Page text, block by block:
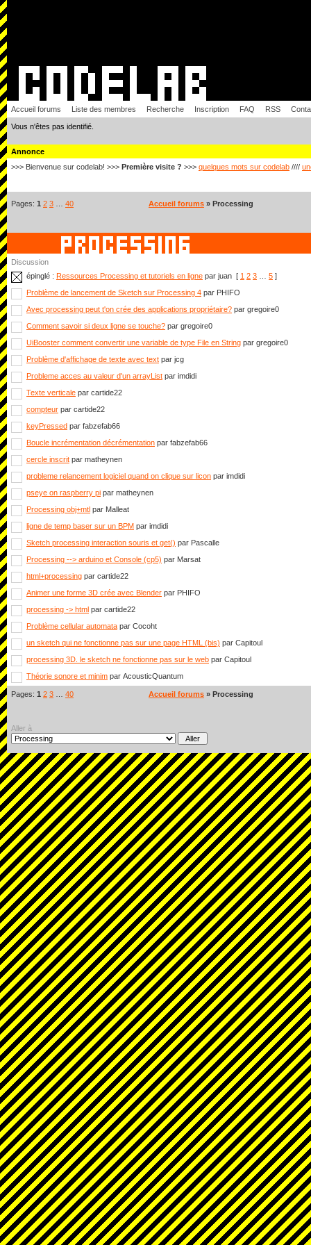
Accueil forums Liste des membres Recherche Inscription FAQ RSS
Vous n'êtes pas identifié.
Annonce
>>> Bienvenue sur codelab! >>> Première visite ? >>> quelques mots sur codelab ////
Pages: 1 2 3 40 Accueil forums » Processing
Discussion
épinglé : Ressources Processing et tutoriels en ligne par juan [ 1 2 3 5 ]
Problème de lancement de Sketch sur Processing 4 par PHIFO
Avec processing peut t'on crée des applications propriétaire? par gregoire0
Comment savoir si deux ligne se touche? par gregoire0
UiBooster comment convertir une variable de type File en String par gregoire0
Problème d'affichage de texte avec text par jcg
Probleme acces au valeur d'un arrayList par imdidi
Texte verticale par cartide22
compteur par cartide22
keyPressed par fabzefab66
Boucle incrémentation décrémentation par fabzefab66
cercle inscrit par matheynen
probleme relancement logiciel quand on clique sur licon par imdidi
pseye on raspberry pi par matheynen
Processing obj+mtl par Malleat
ligne de temp baser sur un BPM par imdidi
Sketch processing interaction souris et get() par Pascalle
Processing --> arduino et Console (cp5) par Marsat
html+processing par cartide22
Animer une forme 3D crée avec Blender par PHIFO
processing -> html par cartide22
Problème cellular automata par Cocoht
un sketch qui ne fonctionne pas sur une page HTML (bis) par Capitoul
processing 3D. le sketch ne fonctionne pas sur le web par Capitoul
Théorie sonore et minim par AcousticQuantum
Pages: 1 2 3 40 Accueil forums » Processing
Aller à